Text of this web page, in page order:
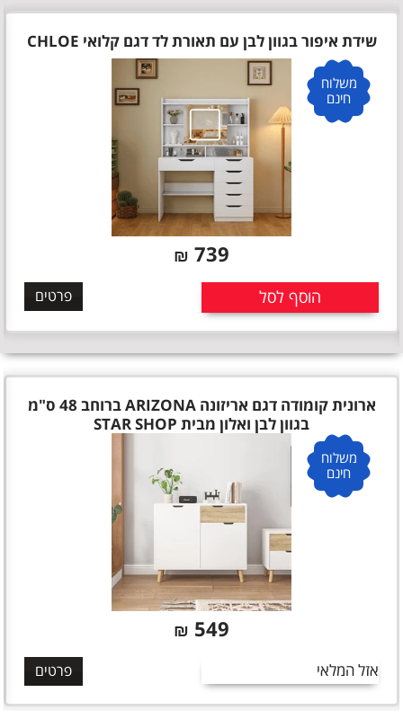
שידת איפור בגוון לבן עם תאורת לד דגם קלואי CHLOE
משלוח
חינם
739
₪
הוסף לסל פרטים
ארונית קומודה דגם אריזונה ARIZONA ברוחב 48 ס"מ
בגוון לבן ואלון מבית STAR SHOP
משלוח
חינם
549
₪
אזל המלאי פרטים